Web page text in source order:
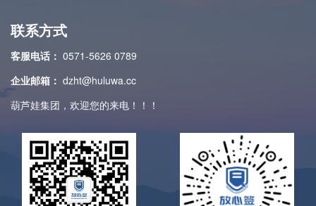
联系方式
客服电话： 0571-5626 0789
企业邮箱： dzht@huluwa.cc
葫芦娃集团，欢迎您的来电！！！